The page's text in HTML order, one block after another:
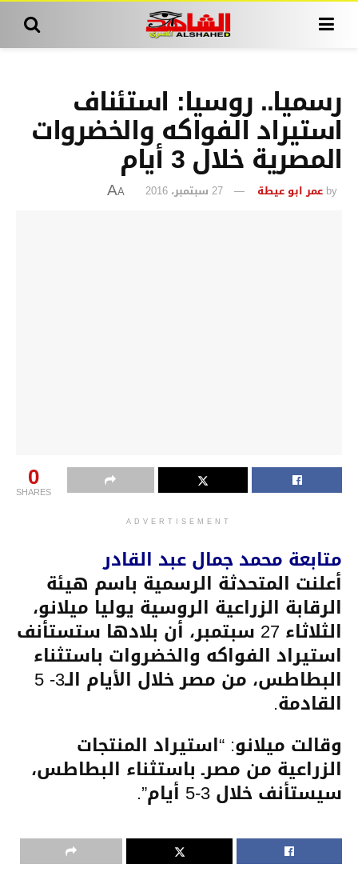
رسميا.. روسيا: استئناف
استيراد الفواكه والخضروات
المصرية خلال 3 أيام
by عمر ابو عيطة 27 سبتمبر، 2016 A
A
0
SHARES
ADVERTISEMENT
متابعة محمد جمال عبد القادر
أعلنت المتحدثة الرسمية باسم هيئة
الرقابة الزراعية الروسية يوليا ميلانو،
الثلاثاء 27 سبتمبر، أن بلادها ستستأنف
استيراد الفواكه والخضروات باستثناء
البطاطس، من مصر خلال الأيام الـ3- 5
القادمة.
وقالت ميلانو: “استيراد المنتجات
الزراعية من مصرـ باستثناء البطاطس،
سيستأنف خلال 3-5 أيام”.